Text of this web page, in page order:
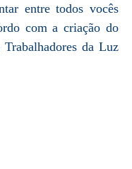
entre todos vocês
com a criação do
da Luz